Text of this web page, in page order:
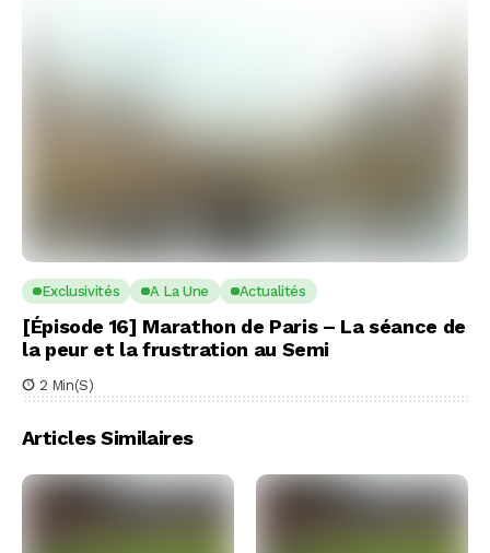
Exclusivités A La Une Actualités
[Épisode 16] Marathon de Paris – La séance de
la peur et la frustration au Semi
2 Min(s)
Articles Similaires